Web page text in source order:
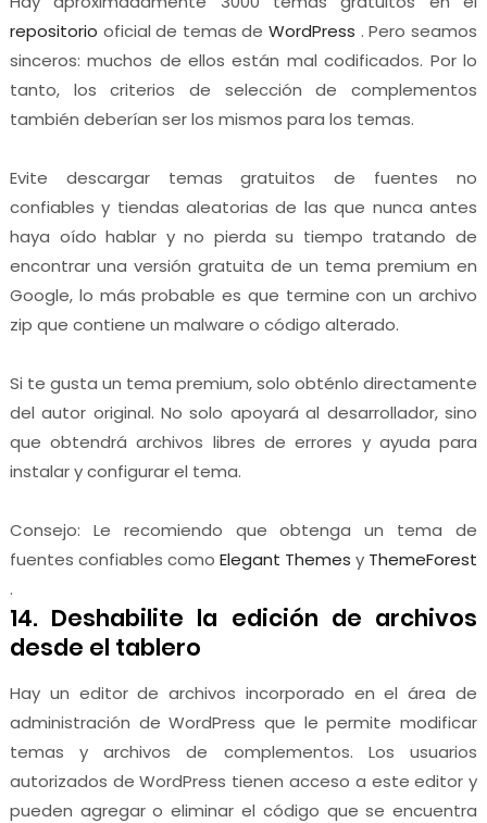
repositorio oficial de temas deWordPress . Pero seamos
sinceros: muchos de ellos están mal codificados. Por lo
tanto, los criterios de selección de complementos
también deberían ser los mismos para los temas.
Evite descargar temas gratuitos de fuentes no
confiables y tiendas aleatorias de las que nunca antes
haya oído hablar y no pierda su tiempo tratando de
encontrar una versión gratuita de un tema premium en
Google, lo más probable es que termine con un archivo
zip que contiene un malware o código alterado.
Si te gusta un tema premium, solo obténlo directamente
del autor original. No solo apoyará al desarrollador, sino
que obtendrá archivos libres de errores y ayuda para
instalar y configurar el tema.
Consejo: Le recomiendo que obtenga un tema de
fuentes confiables como Elegant Themes y ThemeForest
.
14. Deshabilite la edición de archivos
desde el tablero
Hay un editor de archivos incorporado en el área de
administración de WordPress que le permite modificar
temas y archivos de complementos. Los usuarios
autorizados de WordPress tienen acceso a este editor y
pueden agregar o eliminar el código que se encuentra